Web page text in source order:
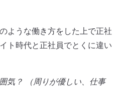
ような働き方をした上で正社
ト時代と正社員でとくに違い
気？ （周りが優しい、仕事